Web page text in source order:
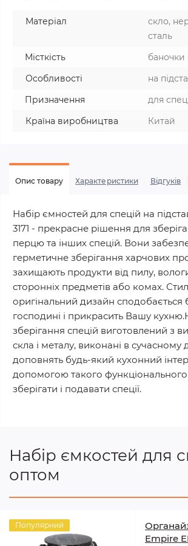
Матеріал
скло,
сталь
Місткість
Особливості
на
Призначення
для
Країна виробництва
Китай
Опис товару Характеристики Відгуків
Набір ємностей для спецій на
3171 - прекрасне рішення для
перцю та інших спецій. Вони
герметичне зберігання харчових
захищають продукти від пилу,
сторонніх предметів або комах.
оригінальний дизайн сподобається
господині і прикрасить Вашу
зберігання спецій виготовлений з
скла і металу, виконані в сучасному
доповнять будь-який кухонний
допомогою такого
зберігати і подавати спеції.
Набір ємкостей для
оптом
Популярний
Empire